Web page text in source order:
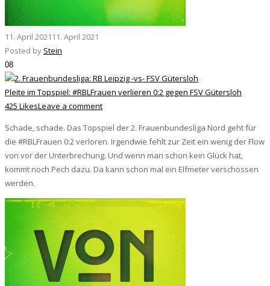
11. April 2021 11. April 2021
Posted by Stein
08
Pleite im Topspiel: #RBLFrauen verlieren 0:2 gegen FSV Gütersloh
425 LikesLeave a comment
Schade, schade. Das Topspiel der 2. Frauenbundesliga Nord geht für
die #RBLFrauen 0:2 verloren. Irgendwie fehlt zur Zeit ein wenig der Flow
von vor der Unterbrechung. Und wenn man schon kein Glück hat,
kommt noch Pech dazu. Da kann schon mal ein Elfmeter verschossen
werden.